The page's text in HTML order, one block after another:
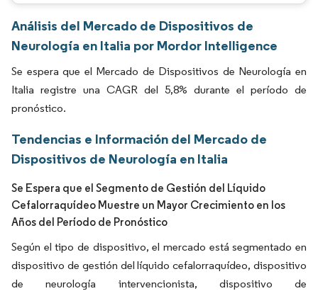
Análisis del Mercado de Dispositivos de
Neurología en Italia por Mordor Intelligence
Se espera que el Mercado de Dispositivos de Neurología en
Italia registre una CAGR del 5,8% durante el período de
pronóstico.
Tendencias e Información del Mercado de
Dispositivos de Neurología en Italia
Se Espera que el Segmento de Gestión del Líquido
Cefalorraquídeo Muestre un Mayor Crecimiento en los
Años del Período de Pronóstico
Según el tipo de dispositivo, el mercado está segmentado en
dispositivo de gestión del líquido cefalorraquídeo, dispositivo
de neurología intervencionista, dispositivo de